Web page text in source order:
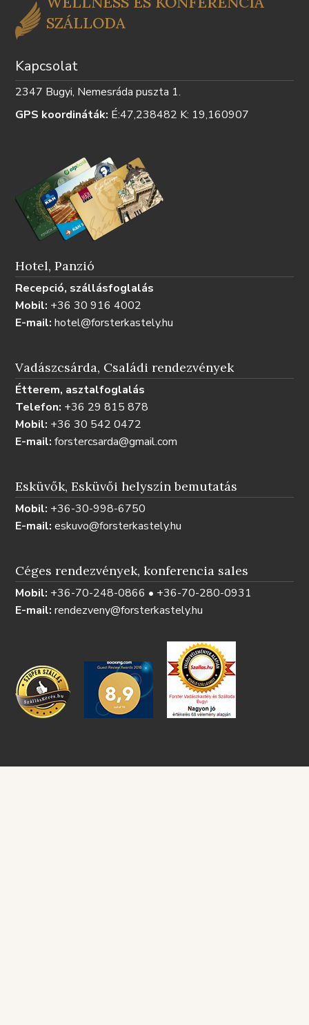
SZÁLLODA
Kapcsolat
2347 Bugyi, Nemesráda puszta 1.
GPS koordináták: É:47,238482 K: 19,160907
Hotel, Panzió
Recepció, szállásfoglalás
Mobil: +36 30 916 4002
E-mail: hotel@forsterkastely.hu
Vadászcsárda, Családi rendezvények
Étterem, asztalfoglalás
Telefon: +36 29 815 878
Mobil: +36 30 542 0472
E-mail: forstercsarda@gmail.com
Esküvők, Esküvői helyszín bemutatás
Mobil: +36-30-998-6750
E-mail: eskuvo@forsterkastely.hu
Céges rendezvények, konferencia sales
Mobil: +36-70-248-0866 • +36-70-280-0931
E-mail:rendezveny@forsterkastely.hu